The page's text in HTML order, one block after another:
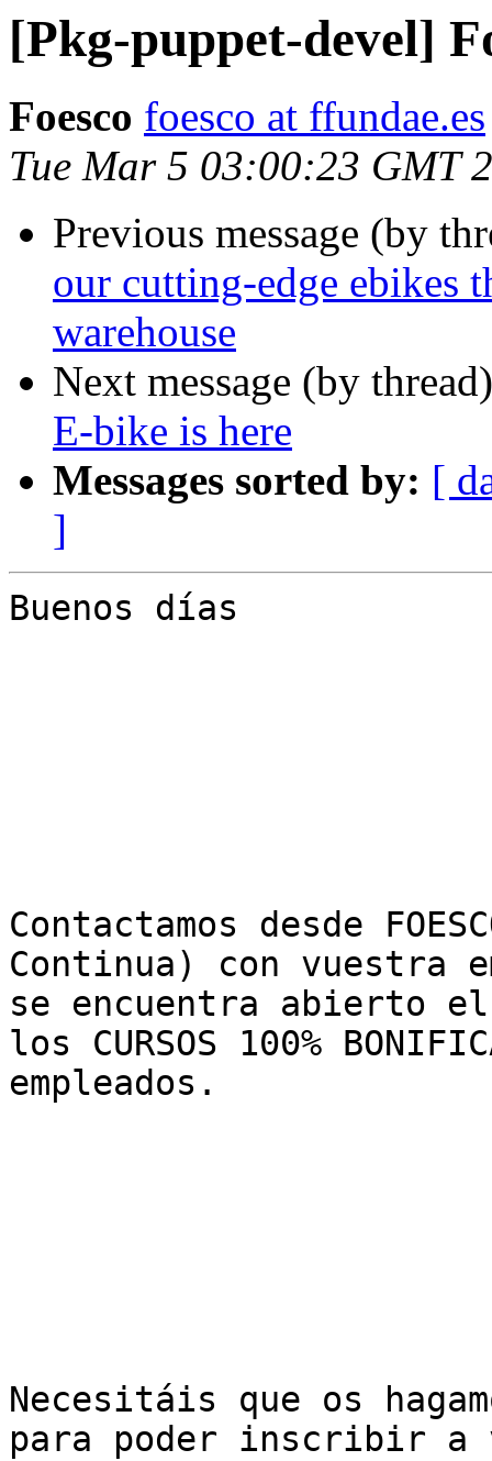
[Pkg-puppet-devel]
Foesco foesco at ffundae.es
Tue Mar 5 03:00:23 GMT
Previous message (by
our cutting-edge ebikes
warehouse
Next message (by
E-bike is here
Messages sorted by: [
]
Buenos días
Contactamos desde
Continua) con vuestra
se encuentra abierto
los CURSOS 100%
empleados.
Necesitáis que os
para poder inscribir a